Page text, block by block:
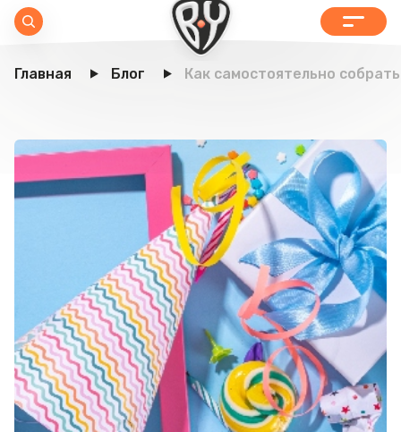
Главная Блог Как самостоятельно